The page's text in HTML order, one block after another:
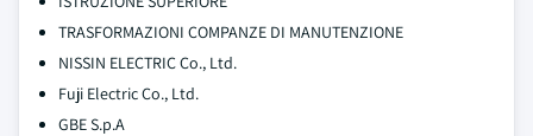
TRASFORMAZIONI COMPANZE DI MANUTENZIONE
NISSIN ELECTRIC Co., Ltd.
Fuji Electric Co., Ltd.
GBE S.p.A